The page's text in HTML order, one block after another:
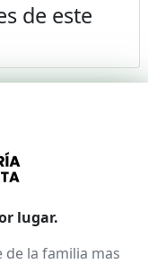
de este
lugar.
la familia mas